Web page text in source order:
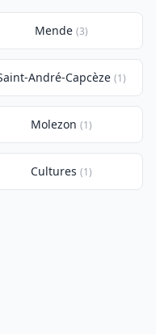
Mende (3)
André-Capcèze (1)
Molezon (1)
Cultures (1)